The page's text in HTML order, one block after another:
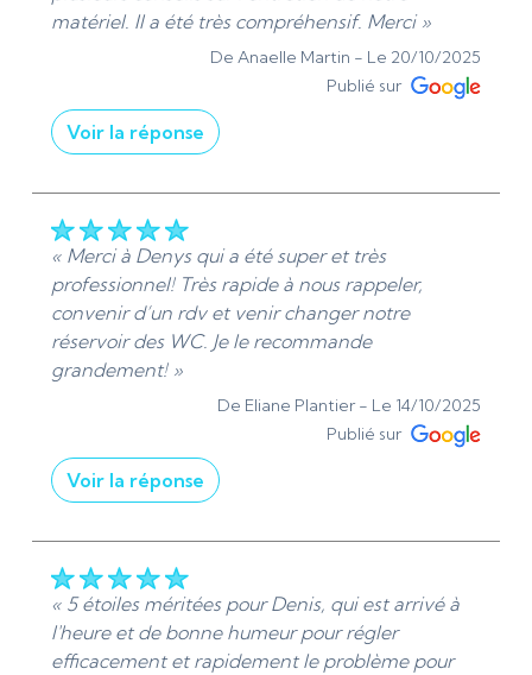
poursuivre dans cette voie. Cordialement, Denis
de Ads Sanitaire 95 | Plombier et Chauffagiste -
De ADS Sanitaire 95 - Le 24/10/2025
matériel. Il a été très compréhensif. Merci »
De Anaelle Martin - Le 20/10/2025
Publié sur
Voir la réponse
sincèrement pour votre retour positif. Il est
gratifiant de savoir que les conseils prodigués en
plomberie ont été utiles et que l’attention portée
à vos besoins a été appréciée. :) Cordialement,
Denis de Ads Sanitaire 95 | Plomberie et
chauffage - Installation et dépannage »
De ADS Sanitaire 95 - Le 20/10/2025
« Merci à Denys qui a été super et très
professionnel! Très rapide à nous rappeler,
convenir d’un rdv et venir changer notre
réservoir des WC. Je le recommande
grandement! »
De Eliane Plantier - Le 14/10/2025
Publié sur
Voir la réponse
votre aimable retour. Il est toujours gratifiant de
savoir que mon professionnalisme et ma
réactivité ont su répondre à vos attentes. Votre
recommandation est très appréciée. N'hésitez
pas à refaire appelle à moi si vous avez des
« 5 étoiles méritées pour Denis, qui est arrivé à
l'heure et de bonne humeur pour régler
efficacement et rapidement le problème pour